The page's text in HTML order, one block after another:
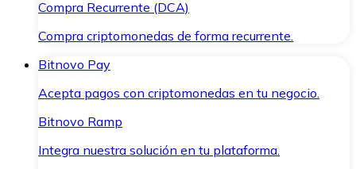
Compra Recurrente (DCA)
Compra criptomonedas de forma recurrente.
Bitnovo Pay
Acepta pagos con criptomonedas en tu negocio.
Bitnovo Ramp
Integra nuestra solución en tu plataforma.